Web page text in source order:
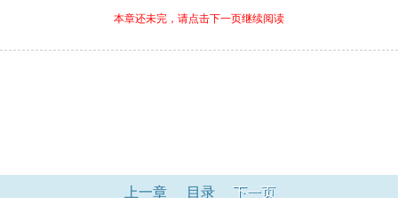
本章还未完，请点击下一页继续阅读
上一章 目录 下一页